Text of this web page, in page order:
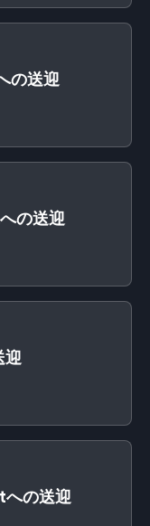
の送迎
の送迎
迎
への送迎